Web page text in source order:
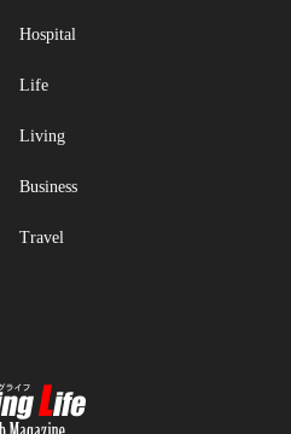
Hospital
Life
Living
Business
Travel